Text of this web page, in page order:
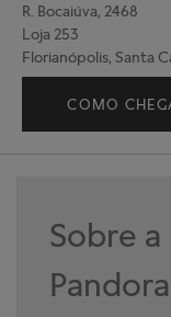
R. Bocaiúva, 2468
Loja 253
Florianópolis, Santa
(48) 98871-
COMO
Sobre
Pandora